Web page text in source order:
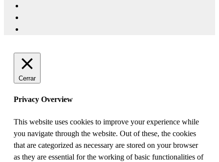
Cerrar
Privacy Overview
This website uses cookies to improve your experience while
you navigate through the website. Out of these, the cookies
that are categorized as necessary are stored on your browser
as they are essential for the working of basic functionalities of